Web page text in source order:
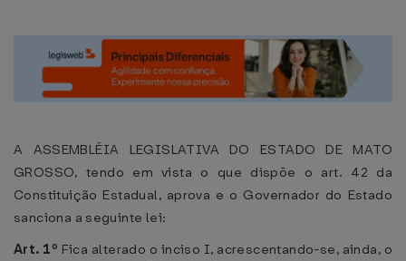
A ASSEMBLÉIA LEGISLATIVA DO ESTADO DE MATO
GROSSO, tendo em vista o que dispõe o art. 42 da
Constituição Estadual, aprova e o Governador do Estado
sanciona a seguinte lei:
Art. 1º Fica alterado o inciso I, acrescentando-se, ainda, o